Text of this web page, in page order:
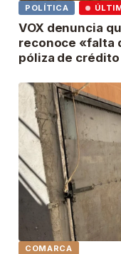
POLÍTICA
VOX denuncia
reconoce «falta
póliza de
COMARCA